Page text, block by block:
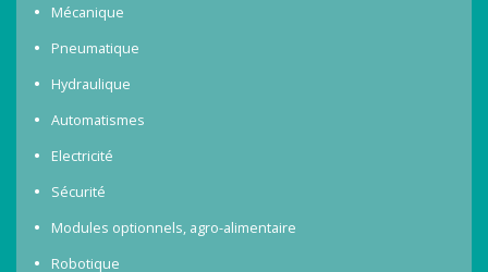
Mécanique
Pneumatique
Hydraulique
Automatismes
Electricité
Sécurité
Modules optionnels, agro-alimentaire
Robotique